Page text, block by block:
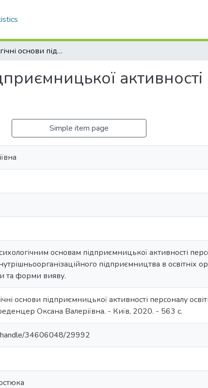
Психологічні основи підприємницької активності персоналу освітніх організацій
Simple item page
основам підприємницької активності
підприємництва в освітніх
та форми вияву.
основи підприємницької активності персоналу
Оксана Валеріївна. - Київ, 2020. - 563 с.
handle/34606048/29992